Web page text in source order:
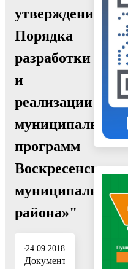
утверждении
Порядка
разработки
и
реализации
муниципальных
программ
Воскресенского
муниципального
района»"
24.09.2018
Документ: